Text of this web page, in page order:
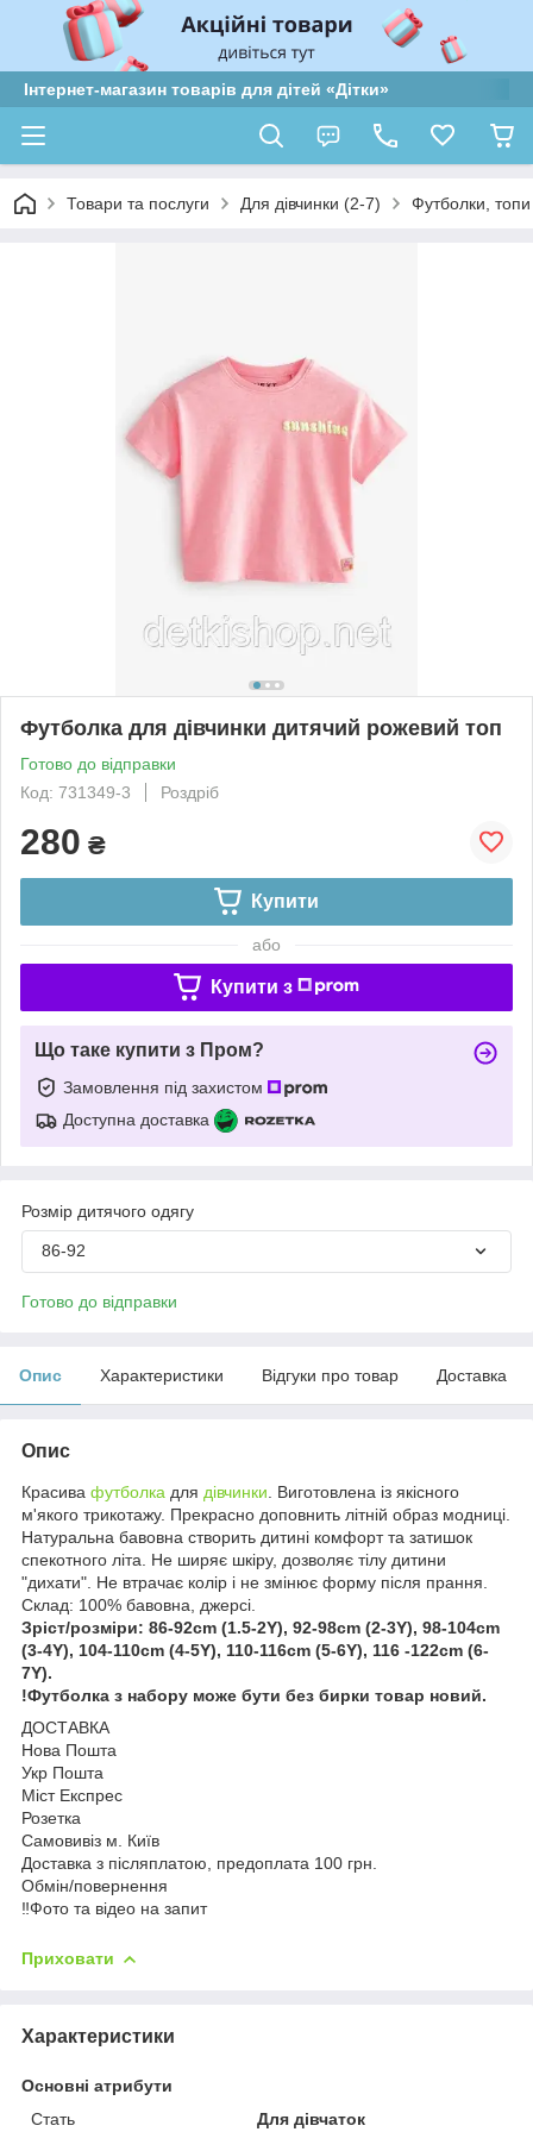
Інтернет-магазин товарів для дітей «Дітки»
Товари та послуги Для дівчинки (2-7) Футболки, топи
Футболка для дівчинки дитячий рожевий топ
Готово до відправки
Код: 731349-3
Роздріб
280 ₴
Купити
або
Купити з
Що таке купити з Пром?
Замовлення під захистом
Доступна доставка
Розмір дитячого одягу
86-92
Готово до відправки
Опис Характеристики Відгуки про товар Доставка
Опис
Красива футболка для дівчинки . Виготовлена із якісного
м'якого трикотажу. Прекрасно доповнить літній образ модниці.
Натуральна бавовна створить дитині комфорт та затишок
спекотного літа. Не ширяє шкіру, дозволяє тілу дитини
"дихати". Не втрачає колір і не змінює форму після прання.
Склад: 100% бавовна, джерсі.
Зріст/розміри: 86-92cm (1.5-2Y), 92-98cm (2-3Y), 98-104cm
(3-4Y), 104-110cm (4-5Y), 110-116cm (5-6Y), 116 -122cm (6-
7Y).
!Футболка з набору може бути без бирки товар новий.
ДОСТАВКА
Нова Пошта
Укр Пошта
Міст Експрес
Розетка
Самовивіз м. Київ
Доставка з післяплатою, предоплата 100 грн.
Обмін/повернення
‼️Фото та відео на запит
Приховати
Характеристики
Основні атрибути
Стать
Для дівчаток